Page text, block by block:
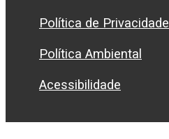
Política de Privacidade
Política Ambiental
Acessibilidade